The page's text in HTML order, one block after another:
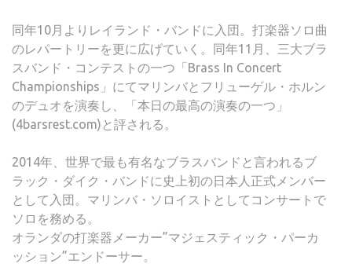
同年10月よりレイランド・バンドに入団。打楽器ソロ曲
のレパートリーを更に広げていく。同年11月、三大ブラ
スバンド・コンテストの一つ「Brass In Concert
Championships」にてマリンバとフリューゲル・ホルン
のデュオを演奏し、「本日の最高の演奏の一つ」
(4barsrest.com)と評される。
2014年、世界で最も有名なブラスバンドと言われるブ
ラック・ダイク・バンドに史上初の日本人正式メンバー
として入団。マリンバ・ソロイストとしてコンサートで
ソロを務める。
オランダの打楽器メーカー”マジェスティック・パーカ
ッション”エンドーサー。